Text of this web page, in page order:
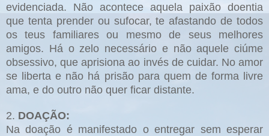
evidenciada. Não acontece aquela paixão doentia
que tenta prender ou sufocar, te afastando de todos
os teus familiares ou mesmo de seus melhores
amigos. Há o zelo necessário e não aquele ciúme
obsessivo, que aprisiona ao invés de cuidar. No amor
se liberta e não há prisão para quem de forma livre
ama, e do outro não quer ficar distante.
2. DOAÇÃO:
Na doação é manifestado o entregar sem esperar